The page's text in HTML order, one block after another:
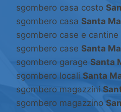
sgombero casa costo
sgombero casa Santa
sgombero case e cantine
sgombero case Santa
sgombero garage Santa
sgombero locali Santa
sgombero magazzini
sgombero magazzino